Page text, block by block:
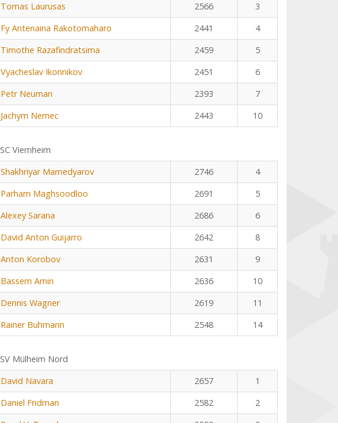
Tomas Laurusas 2566
3
Fy Antenaina Rakotomaharo 2441
4
Timothe Razafindratsima 2459
5
Vyacheslav Ikonnikov 2451
6
Petr Neuman 2393
7
Jachym Nemec 2443 10
SC Viernheim
Shakhriyar Mamedyarov 2746
4
Parham Maghsoodloo 2691
5
Alexey Sarana 2686
6
David Anton Guijarro 2642
8
Anton Korobov 2631
9
Bassem Amin 2636
10
Dennis Wagner 2619
11
Rainer Buhmann 2548 14
SV Mülheim Nord
David Navara 2657
1
Daniel Fridman 2582
2